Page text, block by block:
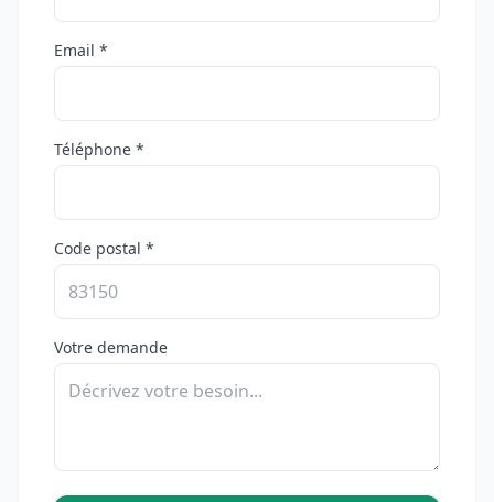
Email *
Téléphone *
Code postal *
Votre demande